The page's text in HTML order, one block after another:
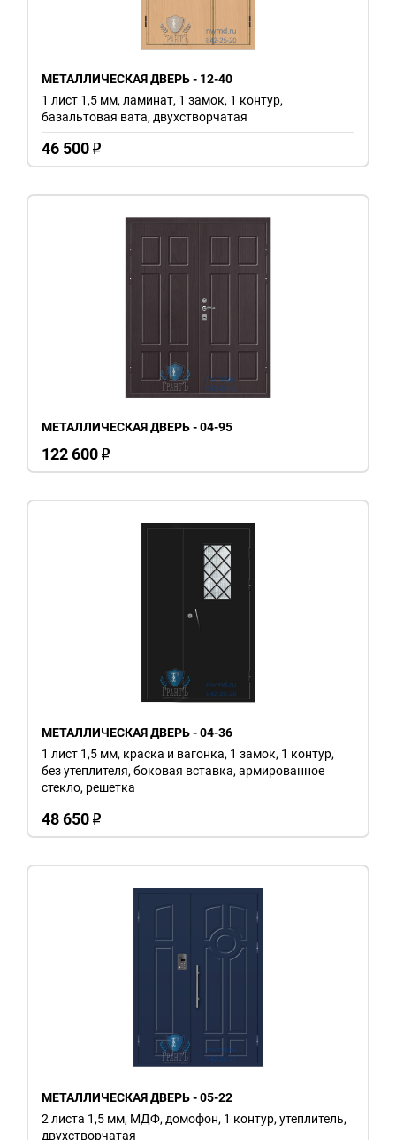
МЕТАЛЛИЧЕСКАЯ ДВЕРЬ - 12-40
46 500 o
1 лист 1,5 мм, ламинат, 1 замок, 1 контур,
базальтовая вата, двухстворчатая
МЕТАЛЛИЧЕСКАЯ ДВЕРЬ - 04-95
122 600 o
МЕТАЛЛИЧЕСКАЯ ДВЕРЬ - 04-36
48 650 o
1 лист 1,5 мм, краска и вагонка, 1 замок, 1 контур,
без утеплителя, боковая вставка, армированное
стекло, решетка
МЕТАЛЛИЧЕСКАЯ ДВЕРЬ - 05-22
2 листа 1,5 мм, МДФ, домофон, 1 контур, утеплитель,
двухстворчатая